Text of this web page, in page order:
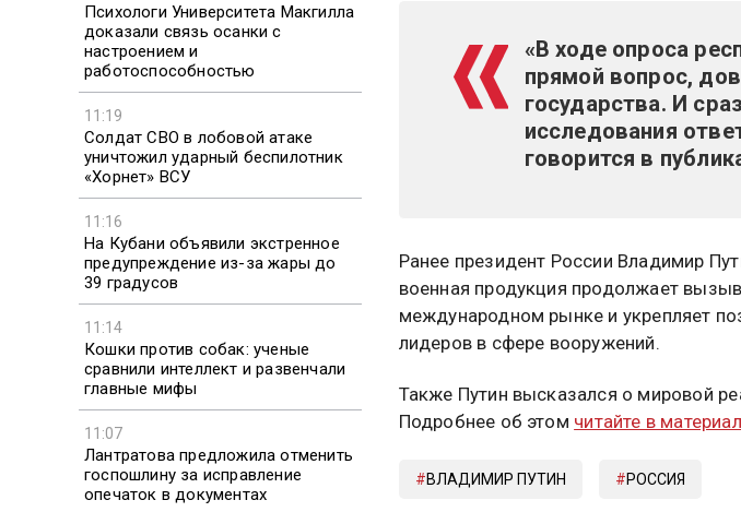
Психологи Университета Макгилла
доказали связь осанки с
настроением и
работоспособностью
11:19
Солдат СВО в лобовой атаке
уничтожил ударный беспилотник
«Хорнет» ВСУ
11:16
На Кубани объявили экстренное
предупреждение из-за жары до
39 градусов
11:14
Кошки против собак: ученые
сравнили интеллект и развенчали
главные мифы
11:07
Лантратова предложила отменить
госпошлину за исправление
опечаток в документах
«В ходе опроса
прямой вопрос,
государства. И
исследования
говорится в
Ранее президент России Владимир
военная продукция продолжает
международном рынке и укрепляет
лидеров в сфере вооружений.
Также Путин высказался о мировой
Подробнее об этом читайте в
ВЛАДИМИР ПУТИН РОССИЯ